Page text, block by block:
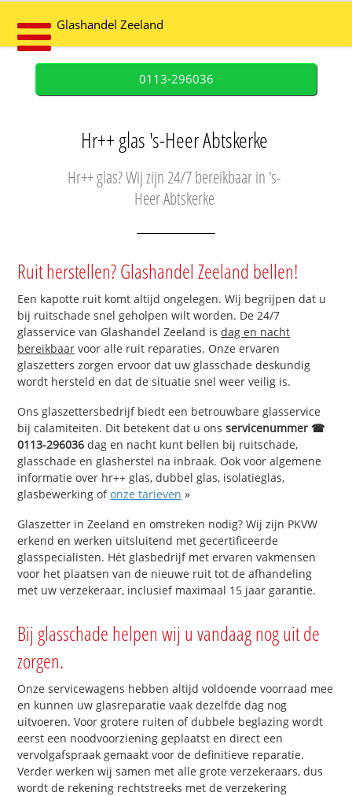
Glashandel Zeeland
0113-296036
Hr++ glas 's-Heer Abtskerke
Hr++ glas? Wij zijn 24/7 bereikbaar in 's-
Heer Abtskerke
Ruit herstellen? Glashandel Zeeland bellen!
Een kapotte ruit komt altijd ongelegen. Wij begrijpen dat u
bij ruitschade snel geholpen wilt worden. De 24/7
glasservice van Glashandel Zeeland isdag en nacht
bereikbaar voor alle ruit reparaties. Onze ervaren
glaszetters zorgen ervoor dat uw glasschade deskundig
wordt hersteld en dat de situatie snel weer veilig is.
Ons glaszettersbedrijf biedt een betrouwbare glasservice
bij calamiteiten. Dit betekent dat u onsservicenummer ☎
0113-296036 dag en nacht kunt bellen bij ruitschade,
glasschade en glasherstel na inbraak. Ook voor algemene
informatie over hr++ glas, dubbel glas, isolatieglas,
glasbewerking ofonze tarieven »
Glaszetter in Zeeland en omstreken nodig? Wij zijn PKVW
erkend en werken uitsluitend met gecertificeerde
glasspecialisten. Hét glasbedrijf met ervaren vakmensen
voor het plaatsen van de nieuwe ruit tot de afhandeling
met uw verzekeraar, inclusief maximaal 15 jaar garantie.
Bij glasschade helpen wij u vandaag nog uit de
zorgen.
Onze servicewagens hebben altijd voldoende voorraad mee
en kunnen uw glasreparatie vaak dezelfde dag nog
uitvoeren. Voor grotere ruiten of dubbele beglazing wordt
eerst een noodvoorziening geplaatst en direct een
vervolgafspraak gemaakt voor de definitieve reparatie.
Verder werken wij samen met alle grote verzekeraars, dus
wordt de rekening rechtstreeks met de verzekering